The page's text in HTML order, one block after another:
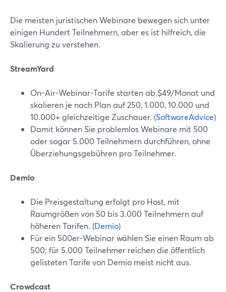
Die meisten juristischen Webinare bewegen sich unter
einigen Hundert Teilnehmern, aber es ist hilfreich, die
Skalierung zu verstehen.
StreamYard
On-Air-Webinar-Tarife starten ab $49/Monat und
skalieren je nach Plan auf 250, 1.000, 10.000 und
10.000+ gleichzeitige Zuschauer. (SoftwareAdvice)
Damit können Sie problemlos Webinare mit 500
oder sogar 5.000 Teilnehmern durchführen, ohne
Überziehungsgebühren pro Teilnehmer.
Demio
Die Preisgestaltung erfolgt pro Host, mit
Raumgrößen von 50 bis 3.000 Teilnehmern auf
höheren Tarifen. (Demio)
Für ein 500er-Webinar wählen Sie einen Raum ab
500; für 5.000 Teilnehmer reichen die öffentlich
gelisteten Tarife von Demio meist nicht aus.
Crowdcast